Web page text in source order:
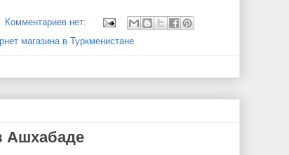
Комментариев нет:
магазина в Туркменистане
Ашхабаде